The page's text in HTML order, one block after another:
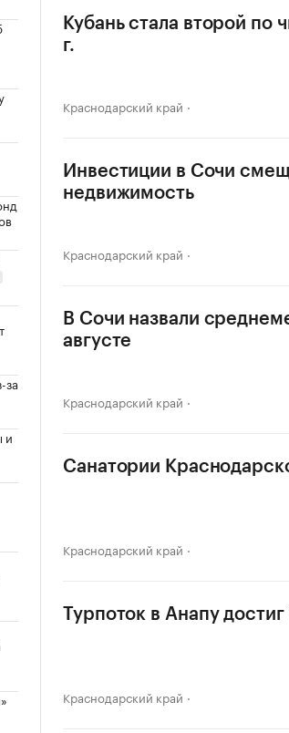
за
и
Кубань стала второй по
г.
Краснодарский край
Инвестиции в Сочи
недвижимость
Краснодарский край
В Сочи назвали
августе
Краснодарский край
Санатории
Краснодарский край
Турпоток в Анапу
Краснодарский край